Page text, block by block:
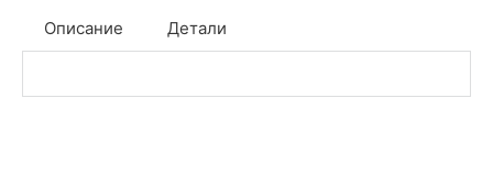
Описание Детали